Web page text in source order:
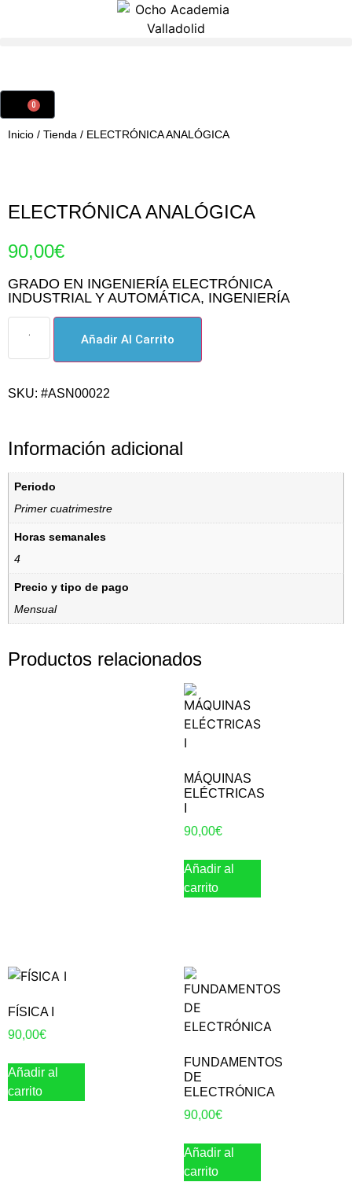
0
Inicio / Tienda / ELECTRÓNICA ANALÓGICA
ELECTRÓNICA ANALÓGICA
90,00€
GRADO EN INGENIERÍA ELECTRÓNICA
INDUSTRIAL Y AUTOMÁTICA, INGENIERÍA
Añadir Al Carrito
SKU: #ASN00022
Información adicional
Periodo
Primer cuatrimestre
Horas semanales
4
Precio y tipo de pago
Mensual
Productos relacionados
MÁQUINAS
ELÉCTRICAS
90,00€
Añadir al
carrito
FÍSICA I
90,00€
Añadir al
carrito
FUNDAMENTOS
DE
ELECTRÓNICA
90,00€
Añadir al
carrito